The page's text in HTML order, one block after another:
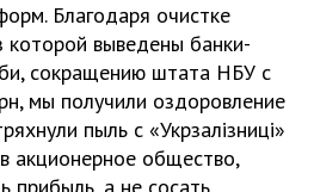
Благодаря очистке
которой выведены банки-
сокращению штата НБУ с
мы получили оздоровление
пыль с «Укрзалізниці»
акционерное общество,